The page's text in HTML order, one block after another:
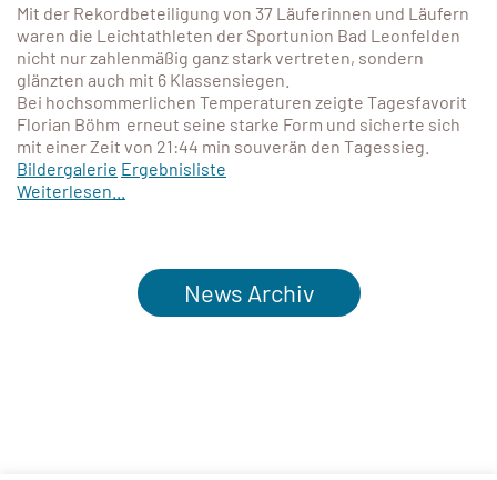
Mit der Rekordbeteiligung von 37 Läuferinnen und Läufern
waren die Leichtathleten der Sportunion Bad Leonfelden
nicht nur zahlenmäßig ganz stark vertreten, sondern
glänzten auch mit 6 Klassensiegen.
Bei hochsommerlichen Temperaturen zeigte Tagesfavorit
Florian Böhm erneut seine starke Form und sicherte sich
mit einer Zeit von 21:44 min souverän den Tagessieg.
Bildergalerie Ergebnisliste
Weiterlesen...
News Archiv